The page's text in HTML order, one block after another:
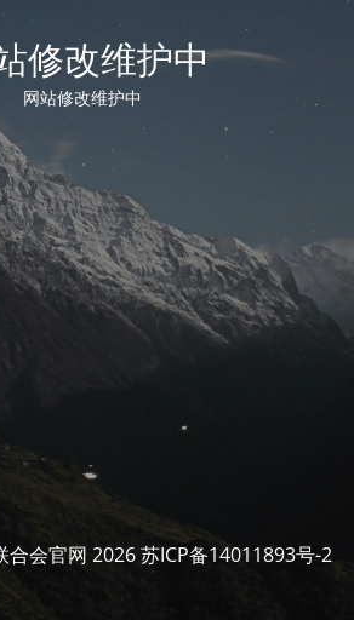
修改维护中
网站修改维护中
会官网 2026 苏ICP备14011893号-2